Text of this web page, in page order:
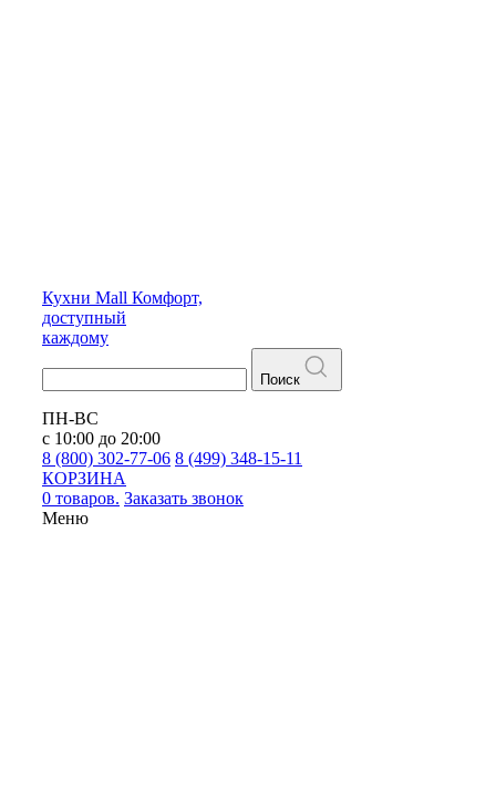
Кухни Mall Комфорт,
доступный
каждому
Поиск
ПН-ВС
с 10:00 до 20:00
8 (800) 302-77-06 8 (499) 348-15-11
КОРЗИНА
0 товаров. Заказать звонок
Меню